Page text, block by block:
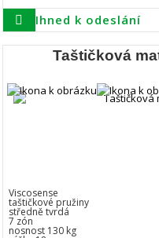
Ihned k odeslání
Taštičková
Viscosense
taštičkové pružiny
středně tvrdá
7 zón
nosnost 130 kg